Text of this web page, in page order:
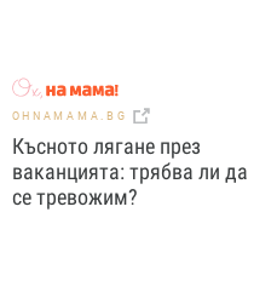
OHNAMAMA.BG
Късното лягане през
ваканцията: трябва ли да
се тревожим?